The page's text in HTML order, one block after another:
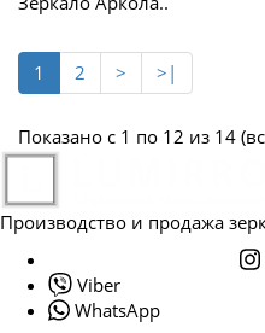
1 2 > >|
Показано с 1 по 12 из 14
Производство и продажа
Viber
WhatsApp